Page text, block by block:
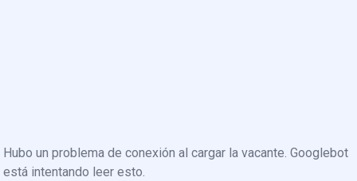
Hubo un problema de conexión al cargar la vacante. Googlebot
está intentando leer esto.